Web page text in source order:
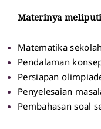
Materinya
Matematika sekolah
Pendalaman
Persiapan
Penyelesaian
Pembahasan soal